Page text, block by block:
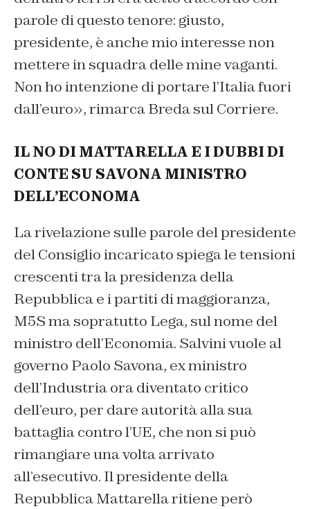
parole di questo tenore: giusto,
presidente, è anche mio interesse non
mettere in squadra delle mine vaganti.
Non ho intenzione di portare l’Italia fuori
dall’euro», rimarca Breda sul Corriere.
IL NO DI MATTARELLA E I DUBBI DI
CONTE SU SAVONA MINISTRO
DELL’ECONOMA
La rivelazione sulle parole del presidente
del Consiglio incaricato spiega le tensioni
crescenti tra la presidenza della
Repubblica e i partiti di maggioranza,
M5S ma sopratutto Lega, sul nome del
ministro dell’Economia. Salvini vuole al
governo Paolo Savona, ex ministro
dell’Industria ora diventato critico
dell’euro, per dare autorità alla sua
battaglia contro l’UE, che non si può
rimangiare una volta arrivato
all’esecutivo. Il presidente della
Repubblica Mattarella ritiene però